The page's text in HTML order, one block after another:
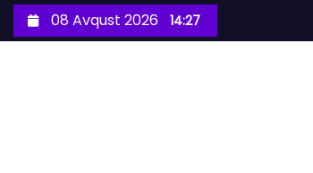
k
08 Avqust 2026 14:27